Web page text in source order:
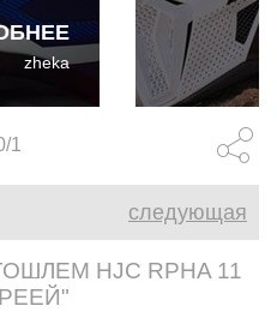
как я,
17 GP
zheka
Cardo и
собой
бездорожья.
1
следующая
HJC RPHA 11